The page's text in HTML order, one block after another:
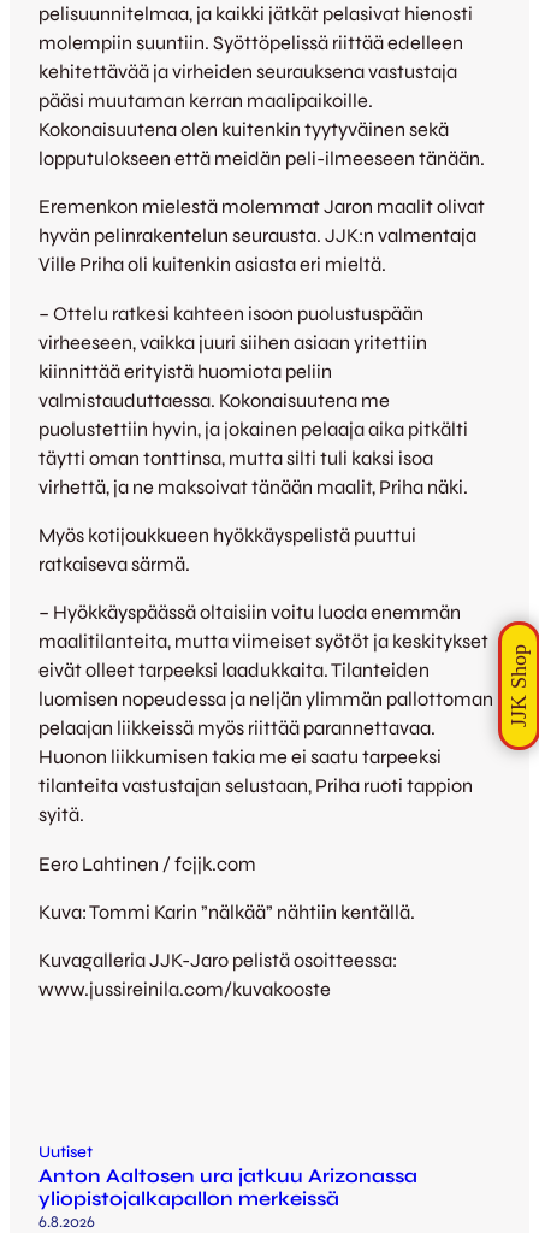
pelisuunnitelmaa, ja kaikki jätkät pelasivat hienosti
molempiin suuntiin. Syöttöpelissä riittää edelleen
kehitettävää ja virheiden seurauksena vastustaja
pääsi muutaman kerran maalipaikoille.
Kokonaisuutena olen kuitenkin tyytyväinen sekä
lopputulokseen että meidän peli-ilmeeseen tänään.
Eremenkon mielestä molemmat Jaron maalit olivat
hyvän pelinrakentelun seurausta. JJK:n valmentaja
Ville Priha oli kuitenkin asiasta eri mieltä.
– Ottelu ratkesi kahteen isoon puolustuspään
virheeseen, vaikka juuri siihen asiaan yritettiin
kiinnittää erityistä huomiota peliin
valmistauduttaessa. Kokonaisuutena me
puolustettiin hyvin, ja jokainen pelaaja aika pitkälti
täytti oman tonttinsa, mutta silti tuli kaksi isoa
virhettä, ja ne maksoivat tänään maalit, Priha näki.
Myös kotijoukkueen hyökkäyspelistä puuttui
ratkaiseva särmä.
– Hyökkäyspäässä oltaisiin voitu luoda enemmän
maalitilanteita, mutta viimeiset syötöt ja keskitykset
eivät olleet tarpeeksi laadukkaita. Tilanteiden
luomisen nopeudessa ja neljän ylimmän pallottoman
pelaajan liikkeissä myös riittää parannettavaa.
Huonon liikkumisen takia me ei saatu tarpeeksi
tilanteita vastustajan selustaan, Priha ruoti tappion
syitä.
Eero Lahtinen / fcjjk.com
Kuva: Tommi Karin ”nälkää” nähtiin kentällä.
Kuvagalleria JJK-Jaro pelistä osoitteessa:
www.jussireinila.com/kuvakooste
Uutiset
Anton Aaltosen ura jatkuu Arizonassa
yliopistojalkapallon merkeissä
6.8.2026